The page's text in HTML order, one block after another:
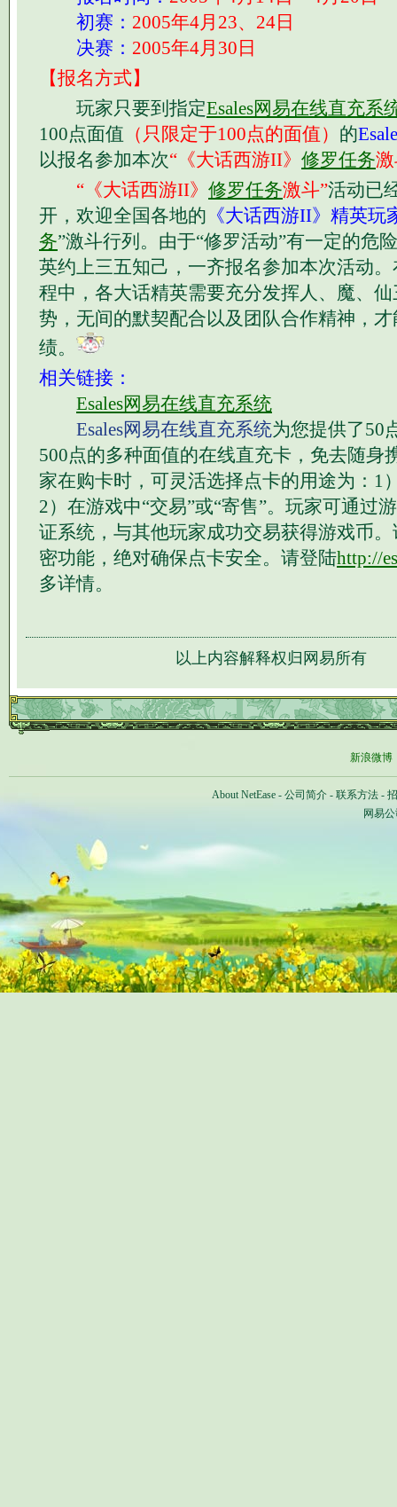
初赛： 2005年4月23、24日
决赛： 2005年4月30日
【报名方式】
玩家只要到指定Esales网易在线直充系
100点面值 （只限定于100点的面值） 的
以报名参加本次“《大话西游II》 修罗任务
“《大话西游II》 修罗任务激斗”活动已
开，欢迎全国各地的 《大话西游II》精英玩
务”激斗行列。由于“修罗活动”有一定的危
英约上三五知己，一齐报名参加本次活动
程中，各大话精英需要充分发挥人、魔、
势，无间的默契配合以及团队合作精神，
绩。
相关链接：
Esales网易在线直充系统
Esales网易在线直充系统为您提供了50
500点的多种面值的在线直充卡，免去随身
家在购卡时，可灵活选择点卡的用途为：1
2）在游戏中“交易”或“寄售”。玩家可通过
证系统，与其他玩家成功交易获得游戏币
密功能，绝对确保点卡安全。请登陆http://
多详情。
以上内容解释权归网易所有
新浪微博
About NetEase - 公司简介 - 联系方法 -
网易